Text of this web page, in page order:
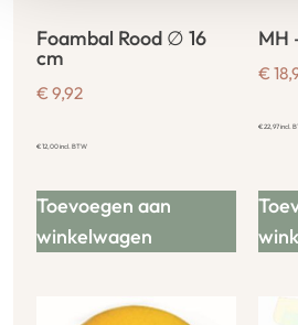
Foambal Rood ∅ 16
cm
€ 9,92
€12,00incl. BTW
Toevoegen aan
winkelwagen
MH
€
€22,97incl.